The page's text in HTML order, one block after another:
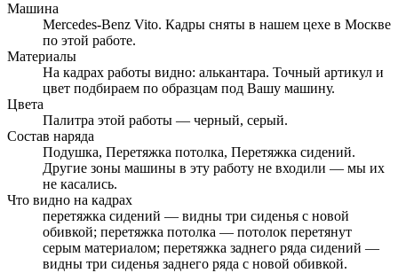
Машина
Mercedes-Benz Vito. Кадры сняты в нашем цехе в Москве
по этой работе.
Материалы
На кадрах работы видно: алькантара. Точный артикул и
цвет подбираем по образцам под Вашу машину.
Цвета
Палитра этой работы — черный, серый.
Состав наряда
Подушка, Перетяжка потолка, Перетяжка сидений.
Другие зоны машины в эту работу не входили — мы их
не касались.
Что видно на кадрах
перетяжка сидений — видны три сиденья с новой
обивкой; перетяжка потолка — потолок перетянут
серым материалом; перетяжка заднего ряда сидений —
видны три сиденья заднего ряда с новой обивкой.